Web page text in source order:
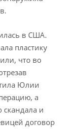
в США.
пластику
что во
Юлии
а
скандала и
договор